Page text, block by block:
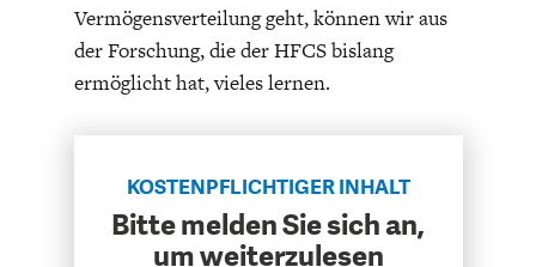
UNGLEICHHEIT UND
MACHT
EUROPA
Vermögensverteilung geht, können wir aus
der Forschung, die der HFCS bislang
ermöglicht hat, vieles lernen.
KOSTENPFLICHTIGER INHALT
Bitte melden Sie sich an,
um weiterzulesen